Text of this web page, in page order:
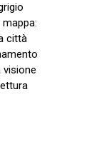
mappa:
città
visione